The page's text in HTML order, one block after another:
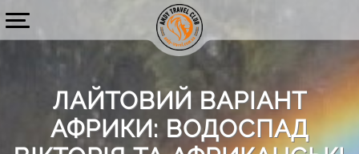
ЛАЙТОВИЙ ВАРІАНТ
АФРИКИ: ВОДОСПАД